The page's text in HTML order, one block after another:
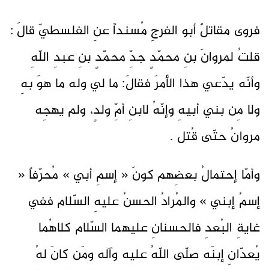
فروى مقاتلٌ أبو الفرجِ مُسنداً عنِ الفلسطيّ قالَ :
قلتُ لمروانَ بنِ محمّدٍ جدِّ محمّدٍ بنِ عبدِ اللّهِ
وأنّه يدّعي هذا الأمرَ فقالَ: ما لي وله ما هوَ بهِ
ولا مِن بني أبيهِ وإنّهُ لابنِ أمِّ ولدٍ، ولم يهجِه
مروانُ حتّى قُتل .
وأمّا إحتمالُ بعضِهم كونَ « إسمِ أبي » مُحرّفاً «
إسمُ إبني » والمُرادُ الحسنُ عليهِ السّلام ففي
غايةِ البُعدِ فالحسنانِ عليهما السّلام كلاهُما
يُعدّانِ إبنَه صلّى اللّهُ عليه وآله ومَن كانَ لهُ